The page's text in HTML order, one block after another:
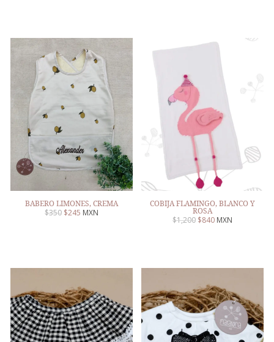
BABERO LIMONES, CREMA
$350 $245 MXN
COBIJA FLAMINGO, BLANCO Y
ROSA
$1,200 $840 MXN